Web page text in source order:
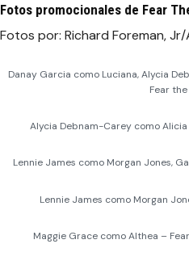
Fotos promocionales de Fear
Fotos por: Richard Foreman, Jr/
Danay Garcia como Luciana, Alycia
Fear
Alycia Debnam-Carey como
Lennie James como Morgan Jones,
Lennie James como Morgan
Maggie Grace como Althea –